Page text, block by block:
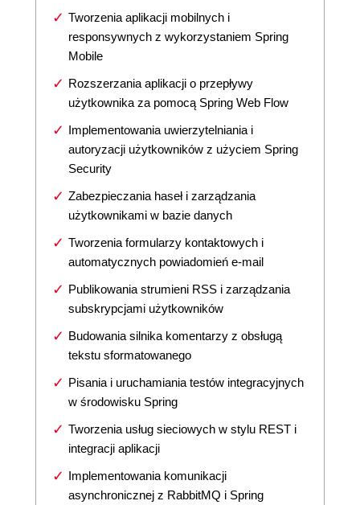
Tworzenia aplikacji mobilnych i
responsywnych z wykorzystaniem Spring
Mobile
Rozszerzania aplikacji o przepływy
użytkownika za pomocą Spring Web Flow
Implementowania uwierzytelniania i
autoryzacji użytkowników z użyciem Spring
Security
Zabezpieczania haseł i zarządzania
użytkownikami w bazie danych
Tworzenia formularzy kontaktowych i
automatycznych powiadomień e-mail
Publikowania strumieni RSS i zarządzania
subskrypcjami użytkowników
Budowania silnika komentarzy z obsługą
tekstu sformatowanego
Pisania i uruchamiania testów integracyjnych
w środowisku Spring
Tworzenia usług sieciowych w stylu REST i
integracji aplikacji
Implementowania komunikacji
asynchronicznej z RabbitMQ i Spring